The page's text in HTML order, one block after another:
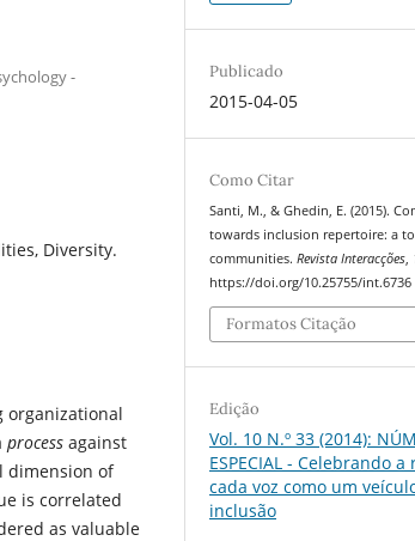
-
Diversity.
organizational
process against
dimension of
is correlated
as valuable
Publicado
2015-04-05
Como Citar
Santi, M., & Ghedin, E. (2015).
towards inclusion repertoire: a
communities.Revista Interacções,
https://doi.org/10.25755/int.6736
Formatos Citação
Edição
Vol. 10 N.º 33 (2014):
ESPECIAL - Celebrando
cada voz como um
inclusão